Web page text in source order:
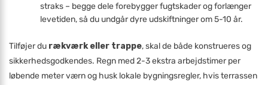
straks – begge dele forebygger fugtskader og forlænger
levetiden, så du undgår dyre udskiftninger om 5-10 år.
Tilføjer du rækværk eller trappe, skal de både konstrueres og
sikkerhedsgodkendes. Regn med 2-3 ekstra arbejdstimer per
løbende meter værn og husk lokale bygningsregler, hvis terrassen